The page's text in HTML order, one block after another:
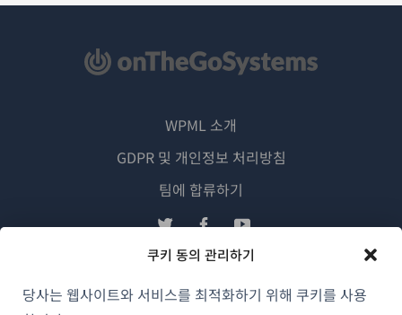
쿠키 동의 관리하기
당사는 웹사이트와 서비스를 최적화하기 위해 쿠키를 사용
한국어
WPML 소개
GDPR 및 개인정보 처리방침
팀에 합류하기
창
서
열
(새
창
서
(새
창
서
(새
창
서